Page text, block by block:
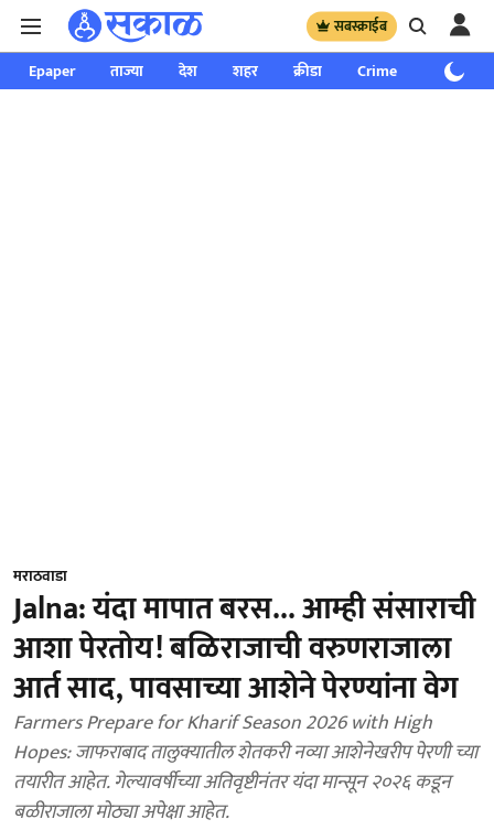
सबस्क्राईब
Epaper ताज्या देश शहर क्रीडा Crime साप्ताहिक
मराठवाडा
Jalna: यंदा मापात बरस... आम्ही संसाराची
आशा पेरतोय! बळिराजाची वरुणराजाला
आर्त साद, पावसाच्या आशेने पेरण्यांना वेग
Farmers Prepare for Kharif Season 2026 with High
Hopes: जाफराबाद तालुक्यातील शेतकरी नव्या आशेनेखरीप पेरणी च्या
तयारीत आहेत. गेल्यावर्षीच्या अतिवृष्टीनंतर यंदा मान्सून २०२६ कडून
बळीराजाला मोठ्या अपेक्षा आहेत.